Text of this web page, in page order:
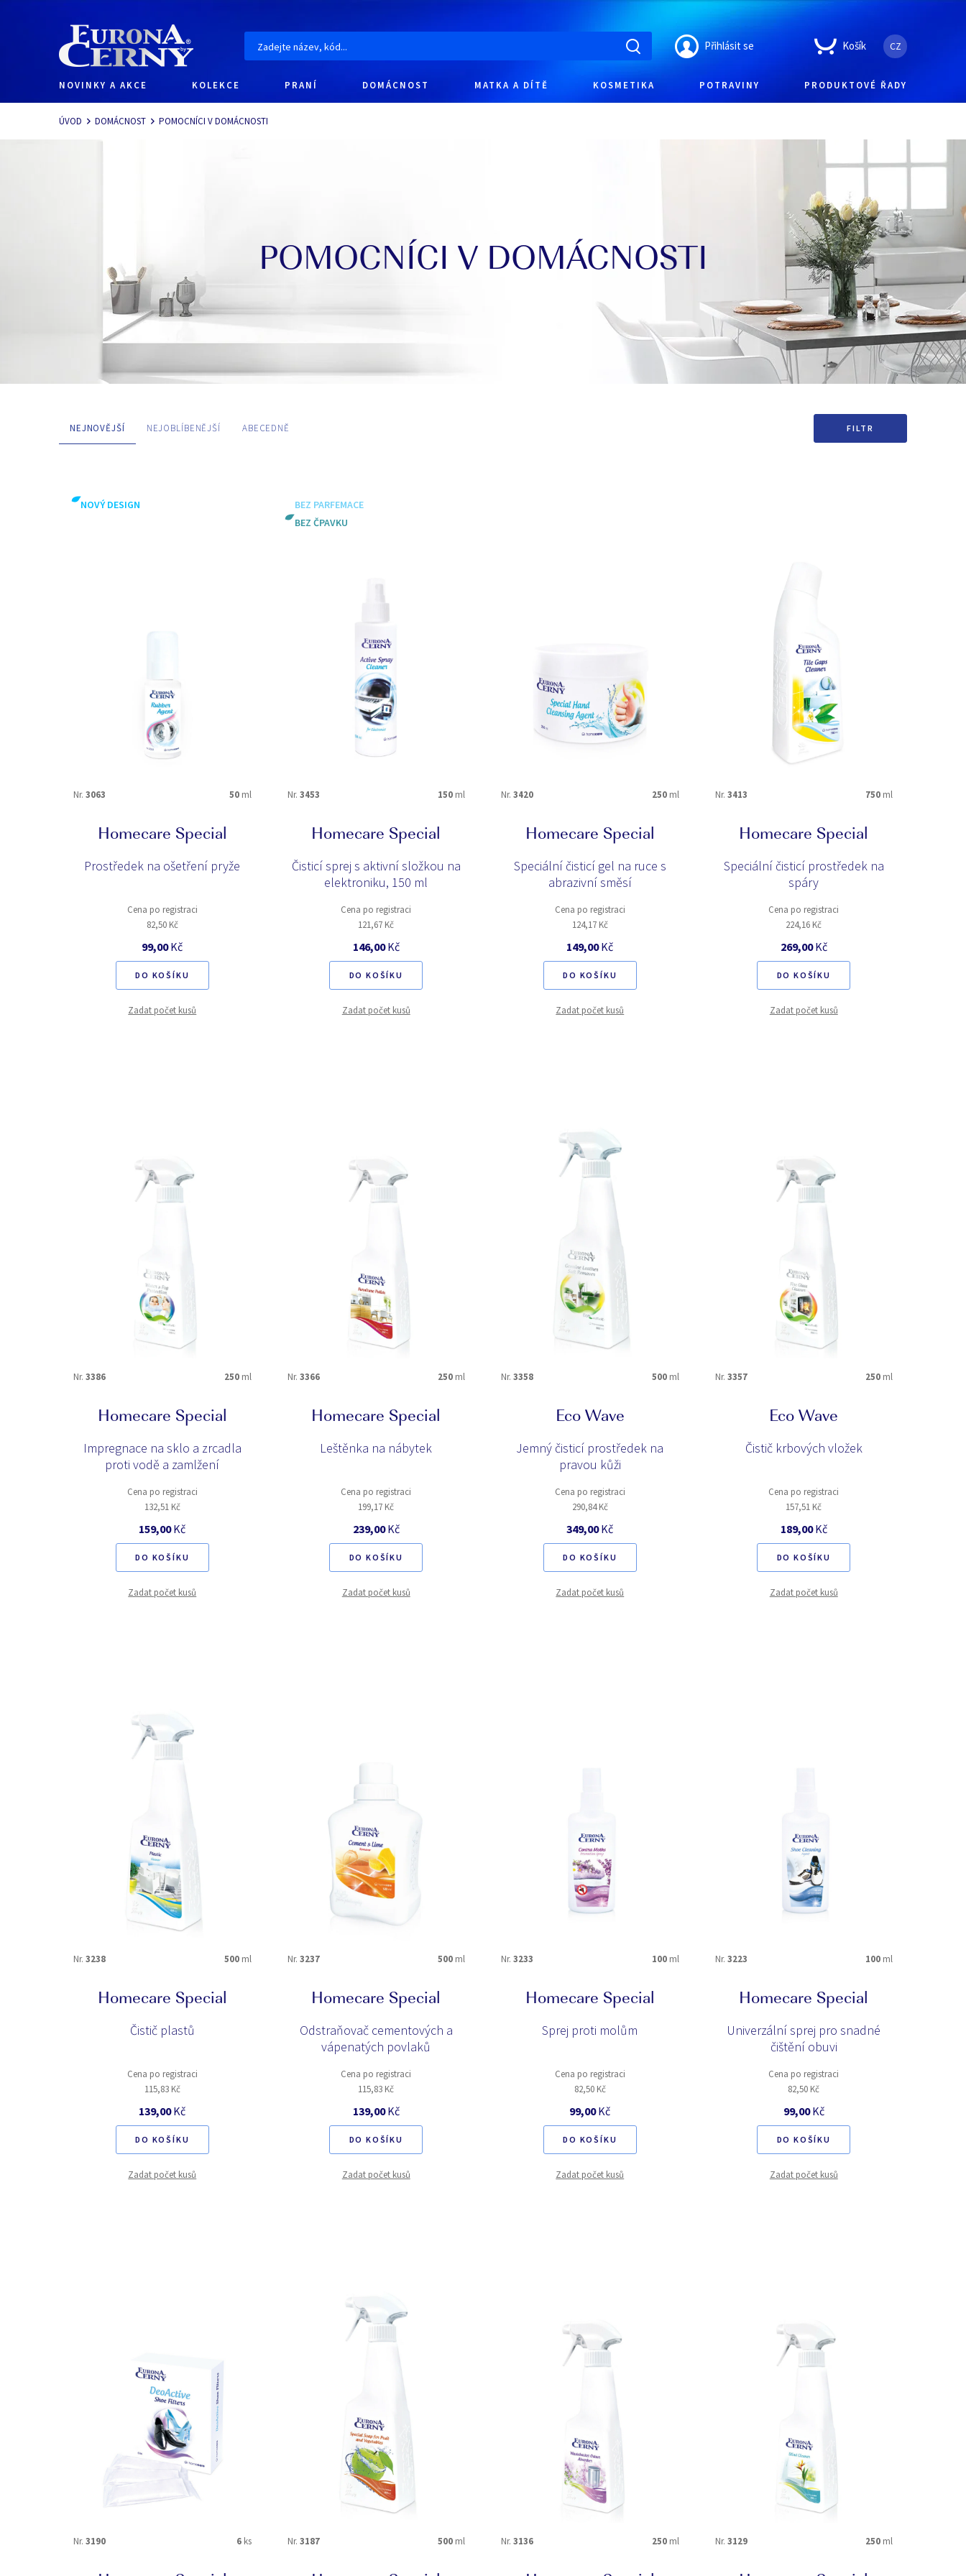
Přihlásit se Košík CZ
NOVINKY A AKCE KOLEKCE PRANÍ DOMÁCNOST MATKA A DÍTĚ KOSMETIKA POTRAVINY PRODUKTOVÉ ŘADY
Navigace
ÚVOD DOMÁCNOST POMOCNÍCI V DOMÁCNOSTI
POMOCNÍCI V DOMÁCNOSTI
NEJNOVĚJŠÍ NEJOBLÍBENĚJŠÍ ABECEDNĚ FILTR
Speciální přípravky
nábytek
plasty
skrvny
E-PROTECTION+
E-WATERRESIST GLOSSY SHIELD
L-Perfector
ULOŽIT
NOVÝ DESIGN
Nr. 3063 50ml
Homecare Special
Prostředek na ošetření pryže
Cena po registraci
82,50 Kč
99,00Kč
DO KOŠÍKU
Zadat počet kusů
BEZ PARFEMACE
BEZ ČPAVKU
Nr. 3453 150 ml
Homecare Special
Čisticí sprej s aktivní složkou na
elektroniku, 150 ml
Cena po registraci
121,67 Kč
146,00Kč
DO KOŠÍKU
Zadat počet kusů
Nr. 3420 250ml
Homecare Special
Speciální čisticí gel na ruce s
abrazivní směsí
Cena po registraci
124,17 Kč
149,00Kč
DO KOŠÍKU
Zadat počet kusů
Nr. 3413 750 ml
Homecare Special
Speciální čisticí prostředek na
spáry
Cena po registraci
224,16 Kč
269,00Kč
DO KOŠÍKU
Zadat počet kusů
Nr. 3386 250ml
Homecare Special
Impregnace na sklo a zrcadla
proti vodě a zamlžení
Cena po registraci
132,51 Kč
159,00Kč
DO KOŠÍKU
Zadat počet kusů
Nr. 3366 250 ml
Homecare Special
Leštěnka na nábytek
Cena po registraci
199,17 Kč
239,00Kč
DO KOŠÍKU
Zadat počet kusů
Nr. 3358 500ml
Eco Wave
Jemný čisticí prostředek na
pravou kůži
Cena po registraci
290,84 Kč
349,00Kč
DO KOŠÍKU
Zadat počet kusů
Nr. 3357 250 ml
Eco Wave
Čistič krbových vložek
Cena po registraci
157,51 Kč
189,00Kč
DO KOŠÍKU
Zadat počet kusů
Nr. 3238 500ml
Homecare Special
Čistič plastů
Cena po registraci
115,83 Kč
139,00Kč
DO KOŠÍKU
Zadat počet kusů
Nr. 3237 500 ml
Homecare Special
Odstraňovač cementových a
vápenatých povlaků
Cena po registraci
115,83 Kč
139,00Kč
DO KOŠÍKU
Zadat počet kusů
Nr. 3233 100ml
Homecare Special
Sprej proti molům
Cena po registraci
82,50 Kč
99,00Kč
DO KOŠÍKU
Zadat počet kusů
Nr. 3223 100 ml
Homecare Special
Univerzální sprej pro snadné
čištění obuvi
Cena po registraci
82,50 Kč
99,00Kč
DO KOŠÍKU
Zadat počet kusů
Nr. 3190 6ks Nr. 3187 500 ml Nr. 3136 250ml Nr. 3129 250 ml